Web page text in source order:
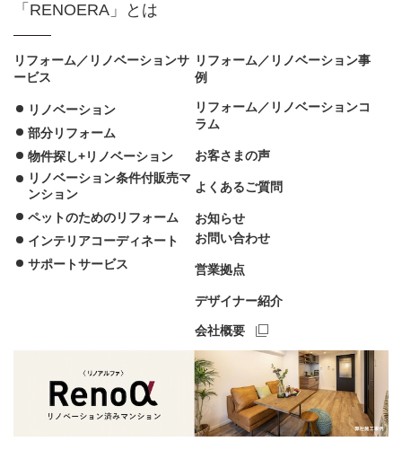
「RENOERA」とは
リフォーム／リノベーションサ
ービス
リノベーション
部分リフォーム
物件探し+リノベーション
リノベーション条件付販売マ
ンション
ペットのためのリフォーム
インテリアコーディネート
サポートサービス
リフォーム／リノベーション事
例
リフォーム／リノベーションコ
ラム
お客さまの声
よくあるご質問
お知らせ
お問い合わせ
営業拠点
デザイナー紹介
会社概要